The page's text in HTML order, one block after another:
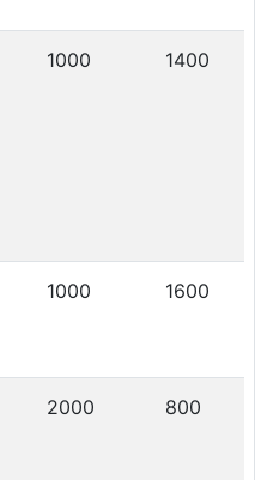
1000 1400
1000 1600
2000 800